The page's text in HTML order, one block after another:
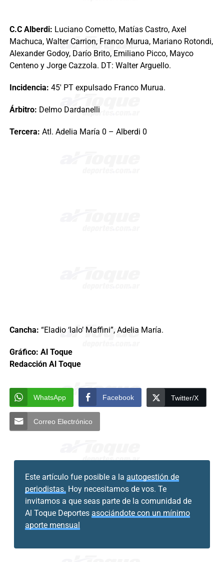
C.C Alberdi: Luciano Cometto, Matías Castro, Axel
Machuca, Walter Carrion, Franco Murua, Mariano Rotondi,
Alexander Godoy, Darío Brito, Emiliano Picco, Mayco
Centeno y Jorge Cazzola. DT: Walter Arguello.
Incidencia: 45′ PT expulsado Franco Murua.
Árbitro: Delmo Dardanelli
Tercera: Atl. Adelia María 0 – Alberdi 0
Cancha: “Eladio ‘lalo’ Maffini”, Adelia María.
Gráfico: Al Toque
Redacción Al Toque
WhatsApp Facebook Twitter/X
Correo Electrónico
Este artículo fue posible a la autogestión de
periodistas. Hoy necesitamos de vos. Te
invitamos a que seas parte de la comunidad de
Al Toque Deportes asociándote con un mínimo
aporte mensual